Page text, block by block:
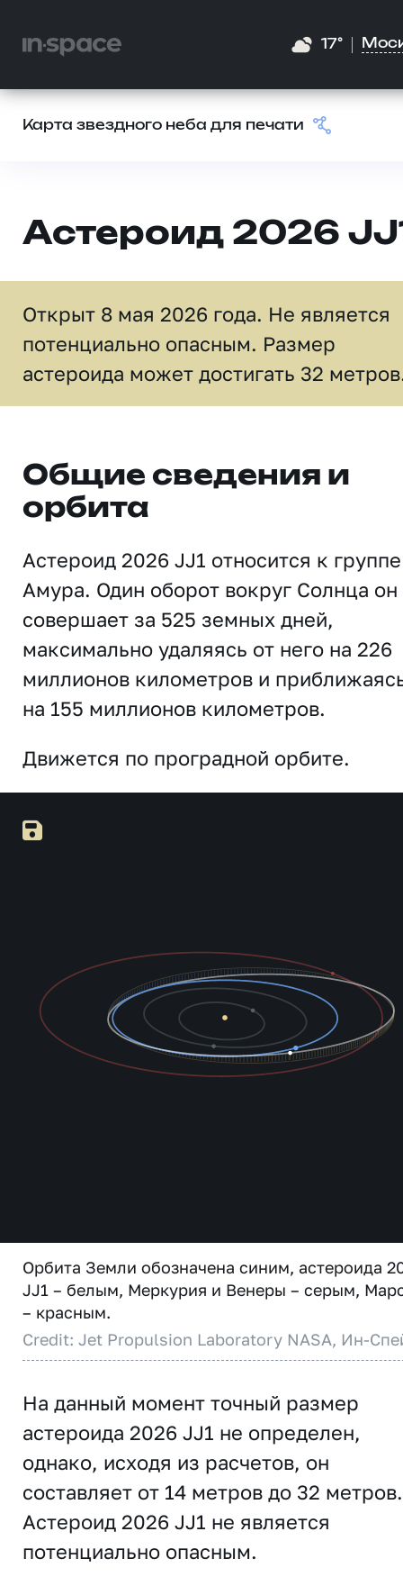
17°
Карта звездного неба для печати
Астероид 2026
Открыт 8 мая 2026 года. Не является
потенциально опасным. Размер
астероида может достигать 32
Общие сведения и
орбита
Астероид 2026 JJ1 относится к группе
Амура. Один оборот вокруг Солнца он
совершает за 525 земных дней,
максимально удаляясь от него на 226
миллионов километров и
на 155 миллионов километров.
Движется по проградной орбите.
Орбита Земли обозначена синим, астероида
JJ1 – белым, Меркурия и Венеры – серым,
– красным.
Credit: Jet Propulsion Laboratory NASA, Ин-
На данный момент точный размер
астероида 2026 JJ1 не определен,
однако, исходя из расчетов, он
составляет от 14 метров до 32 метров.
Астероид 2026 JJ1 не является
потенциально опасным.